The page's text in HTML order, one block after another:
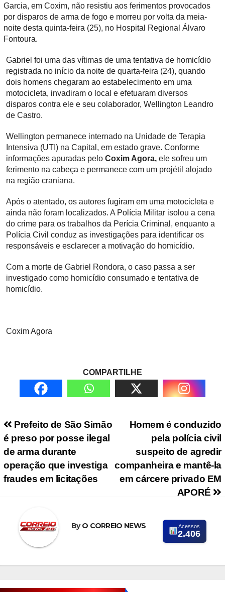
Garcia, em Coxim, não resistiu aos ferimentos provocados
por disparos de arma de fogo e morreu por volta da meia-
noite desta quinta-feira (25), no Hospital Regional Álvaro
Fontoura.
Gabriel foi uma das vítimas de uma tentativa de homicídio
registrada no início da noite de quarta-feira (24), quando
dois homens chegaram ao estabelecimento em uma
motocicleta, invadiram o local e efetuaram diversos
disparos contra ele e seu colaborador, Wellington Leandro
de Castro.
Wellington permanece internado na Unidade de Terapia
Intensiva (UTI) na Capital, em estado grave. Conforme
informações apuradas pelo Coxim Agora, ele sofreu um
ferimento na cabeça e permanece com um projétil alojado
na região craniana.
Após o atentado, os autores fugiram em uma motocicleta e
ainda não foram localizados. A Polícia Militar isolou a cena
do crime para os trabalhos da Perícia Criminal, enquanto a
Polícia Civil conduz as investigações para identificar os
responsáveis e esclarecer a motivação do homicídio.
Com a morte de Gabriel Rondora, o caso passa a ser
investigado como homicídio consumado e tentativa de
homicídio.
Coxim Agora
COMPARTILHE
Navegação de PostHomem é conduzido
pela polícia civil
suspeito de agredir
companheira e mantê-la
em cárcere privado EM
APORÉ
Prefeito de São Simão
é preso por posse ilegal
de arma durante
operação que investiga
fraudes em licitações
ByO CORREIO NEWS Acessos
2.406